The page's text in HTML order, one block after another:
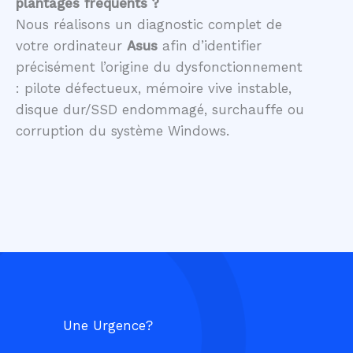
Nous réalisons un diagnostic complet de
votre ordinateur Asus afin d’identifier
précisément l’origine du dysfonctionnement
: pilote défectueux, mémoire vive instable,
disque dur/SSD endommagé, surchauffe ou
corruption du système Windows.
Une Urgence?